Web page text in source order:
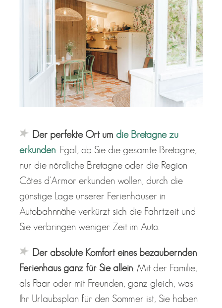
Der perfekte Ort um die Bretagne zu
erkunden: Egal, ob Sie die gesamte Bretagne,
nur die nördliche Bretagne oder die Region
Côtes d'Armor erkunden wollen, durch die
günstige Lage unserer Ferienhäuser in
Autobahnnähe verkürzt sich die Fahrtzeit und
Sie verbringen weniger Zeit im Auto.
Der absolute Komfort eines bezaubernden
Ferienhaus ganz für Sie allein: Mit der Familie,
als Paar oder mit Freunden, ganz gleich, was
Ihr Urlaubsplan für den Sommer ist, Sie haben